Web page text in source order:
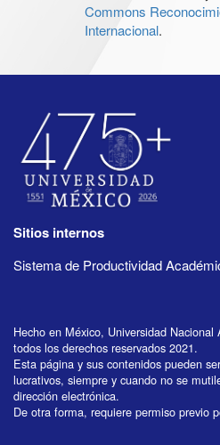
Commons
Internacional.
Sitios internos
Sistema de Productividad
Hecho en México, Universidad
todos los derechos reservados 2021.
Esta página y sus contenidos pueden
lucrativos, siempre y cuando no se
dirección electrónica.
De otra forma, requiere permiso previo